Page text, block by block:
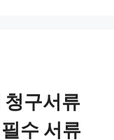
구서류
수 서류